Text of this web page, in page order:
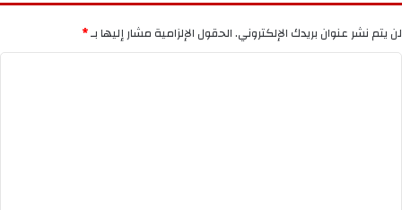
لن يتم نشر عنوان بريدك الإلكتروني.الحقول الإلزامية مشار إليها بـ*